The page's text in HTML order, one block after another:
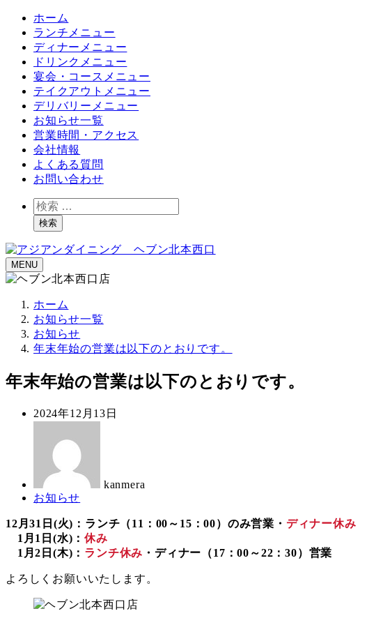
ホーム
ランチメニュー
ディナーメニュー
ドリンクメニュー
宴会・コースメニュー
テイクアウトメニュー
デリバリーメニュー
お知らせ一覧
営業時間・アクセス
会社情報
よくある質問
お問い合わせ
検
索検索
MENU
ホーム
お知らせ一覧
お知らせ
年末年始の営業は以下のとおりです。
年末年始の営業は以下のとおりです。
投
2024年12月13日
kanmera
カ
ゴ
リ
ー
お知らせ
12月31日(火)：ランチ（11：00～15：00）のみ営業・ ディナー休み
1月1日(水)：休み
1月2日(木)： ランチ休み ・ディナー（17：00～22：30）営業
よろしくお願いいたします。